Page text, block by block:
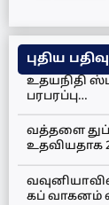
புதிய
உதயநிதி
பரபரப்பு…
வத்தளை
உதவியதாக
கப் வாகனம்